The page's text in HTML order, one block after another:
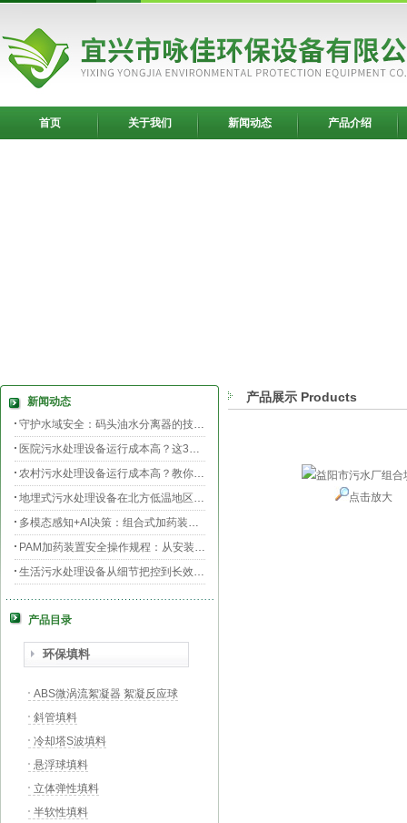
首页 关于我们 新闻动态 产品介绍
新闻动态
守护水域安全：码头油水分离器的技术升级与效能提升
医院污水处理设备运行成本高？这3个环节最烧钱
农村污水处理设备运行成本高？教你三招轻松降低运维费用！
地埋式污水处理设备在北方低温地区的运行稳定性：挑战与对策
多模态感知+AI决策：组合式加药装置的智能运维新范式
PAM加药装置安全操作规程：从安装到运维的全流程规范
生活污水处理设备从细节把控到长效运行的全流程指南
膜片曝气器安装指南，从池底准备到运行测试
PAC加药装置工业水处理的“化学魔法师”
产品目录
环保填料
ABS微涡流絮凝器 絮凝反应球
斜管填料
冷却塔S波填料
悬浮球填料
立体弹性填料
半软性填料
产品展示 Products
点击放大